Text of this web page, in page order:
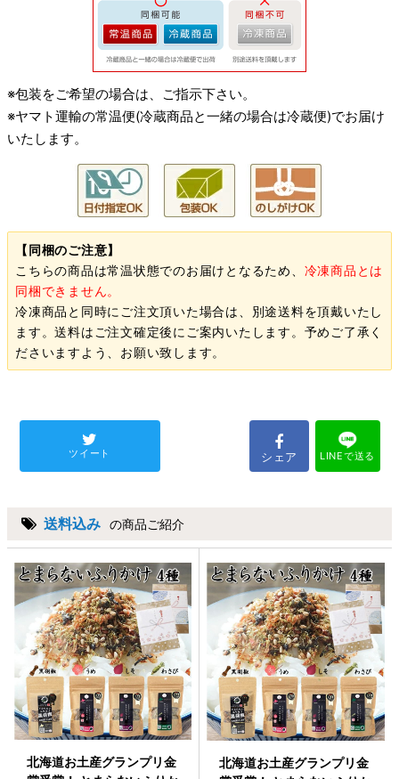
※包装をご希望の場合は、ご指示下さい。
※ヤマト運輸の常温便(冷蔵商品と一緒の場合は冷蔵便)でお届け
いたします。
【同梱のご注意】
こちらの商品は常温状態でのお届けとなるため、 冷凍商品とは
同梱できません。
冷凍商品と同時にご注文頂いた場合は、別途送料を頂戴いたし
ます。送料はご注文確定後にご案内いたします。予めご了承く
ださいますよう、お願い致します。
ツイート シェア LINEで送る
送料込み の商品ご紹介
北海道お土産グランプリ金
北海道お土産グランプリ金